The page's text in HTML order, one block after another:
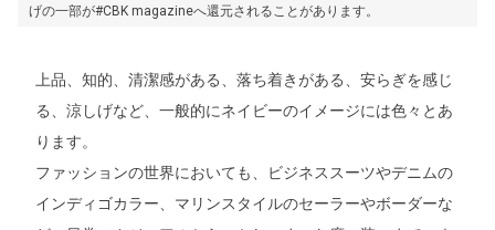
げの一部が#CBK magazineへ還元されることがあります。
上品、知的、清潔感がある、落ち着きがある、安らぎを感じ
る、涼しげなど、一般的にネイビーのイメージには色々とあ
ります。
ファッションの世界においても、ビジネススーツやデニムの
インディゴカラー、マリンスタイルのセーラーやボーダーな